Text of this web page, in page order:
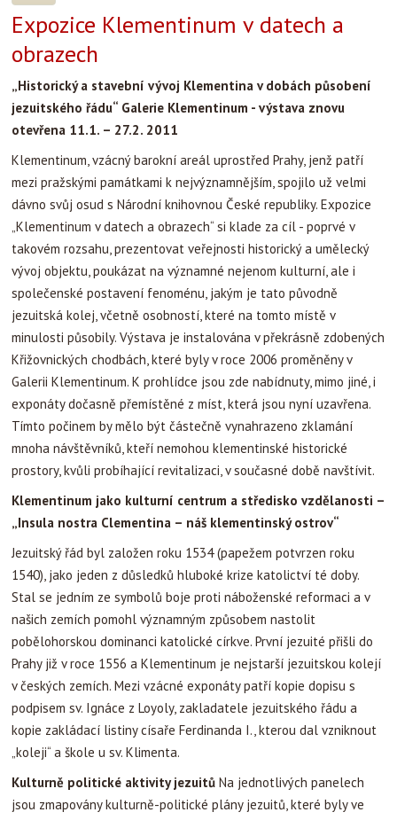
Expozice Klementinum v datech a
obrazech
„Historický a stavební vývoj Klementina v dobách působení
jezuitského řádu“ Galerie Klementinum - výstava znovu
otevřena 11.1. – 27.2. 2011
Klementinum, vzácný barokní areál uprostřed Prahy, jenž patří
mezi pražskými památkami k nejvýznamnějším, spojilo už velmi
dávno svůj osud s Národní knihovnou České republiky. Expozice
„Klementinum v datech a obrazech“ si klade za cíl - poprvé v
takovém rozsahu, prezentovat veřejnosti historický a umělecký
vývoj objektu, poukázat na významné nejenom kulturní, ale i
společenské postavení fenoménu, jakým je tato původně
jezuitská kolej, včetně osobností, které na tomto místě v
minulosti působily. Výstava je instalována v překrásně zdobených
Křižovnických chodbách, které byly v roce 2006 proměněny v
Galerii Klementinum. K prohlídce jsou zde nabídnuty, mimo jiné, i
exponáty dočasně přemístěné z míst, která jsou nyní uzavřena.
Tímto počinem by mělo být částečně vynahrazeno zklamání
mnoha návštěvníků, kteří nemohou klementinské historické
prostory, kvůli probíhající revitalizaci, v současné době navštívit.
Klementinum jako kulturní centrum a středisko vzdělanosti –
„Insula nostra Clementina – náš klementinský ostrov“
Jezuitský řád byl založen roku 1534 (papežem potvrzen roku
1540), jako jeden z důsledků hluboké krize katolictví té doby.
Stal se jedním ze symbolů boje proti náboženské reformaci a v
našich zemích pomohl významným způsobem nastolit
pobělohorskou dominanci katolické církve. První jezuité přišli do
Prahy již v roce 1556 a Klementinum je nejstarší jezuitskou kolejí
v českých zemích. Mezi vzácné exponáty patří kopie dopisu s
podpisem sv. Ignáce z Loyoly, zakladatele jezuitského řádu a
kopie zakládací listiny císaře Ferdinanda I., kterou dal vzniknout
„koleji“ a škole u sv. Klimenta.
Kulturně politické aktivity jezuitů Na jednotlivých panelech
jsou zmapovány kulturně-politické plány jezuitů, které byly ve